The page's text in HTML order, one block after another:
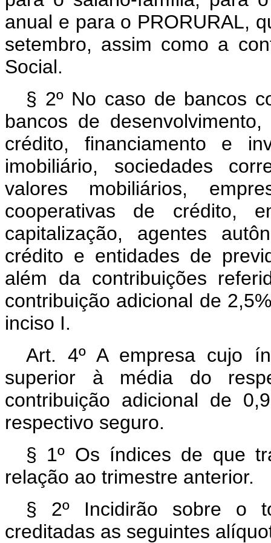
anual e para o PRORURAL,
setembro, assim como a
Social.
§ 2º No caso de bancos
bancos de
crédito, financiamento e
imobiliário, sociedades
valores mobiliários,
cooperativas de crédito,
capitalização, agentes
crédito e entidades de
além da contribuições
contribuição adicional de
inciso I.
Art. 4º A empresa cujo
superior à média do
contribuição adicional de
respectivo seguro.
§ 1º Os índices de que
relação ao trimestre anterior.
§ 2º Incidirão sobre o
creditadas as seguintes